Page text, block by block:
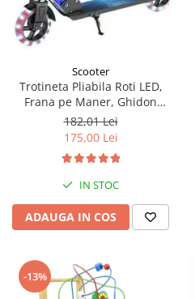
Scooter
Trotineta Pliabila Roti LED,
Frana pe Maner, Ghidon
Reglabil - Albastru
182,01 Lei
175,00 Lei
IN STOC
ADAUGA IN COS
-13%